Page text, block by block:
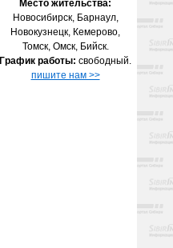
Место жительства:
Новосибирск, Барнаул,
Новокузнецк, Кемерово,
Томск, Омск, Бийск.
График работы: свободный.
пишите нам >>